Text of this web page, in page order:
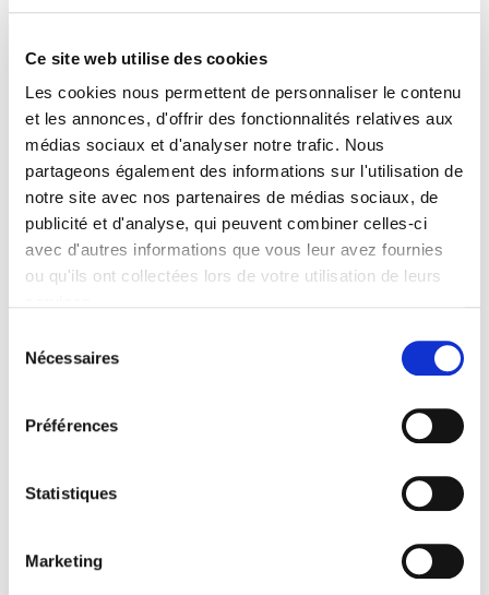
Ce site web utilise des cookies
Les cookies nous permettent de personnaliser le contenu
et les annonces, d'offrir des fonctionnalités relatives aux
médias sociaux et d'analyser notre trafic. Nous
partageons également des informations sur l'utilisation de
notre site avec nos partenaires de médias sociaux, de
publicité et d'analyse, qui peuvent combiner celles-ci
avec d'autres informations que vous leur avez fournies
ou qu'ils ont collectées lors de votre utilisation de leurs
Nécessaires
Préférences
Statistiques
Marketing
Spécifications
Formats
Sommaire
Spécifications
Éditeur
Presses de Sciences Po
Collection
Langue
Internet Hierarchy
Finances
Catégorie (éditeur)
Politiques européennes